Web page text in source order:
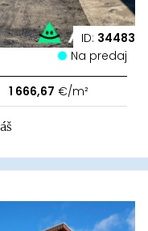
ID: 34483
Na predaj
1 666,67 €/m²